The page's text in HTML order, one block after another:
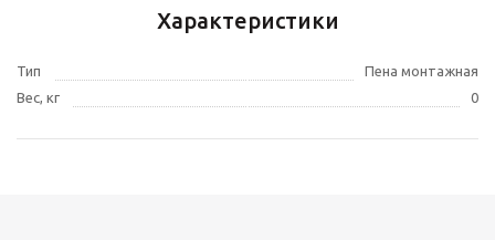
Характеристики
Тип
Пена монтажная
Вес, кг
0